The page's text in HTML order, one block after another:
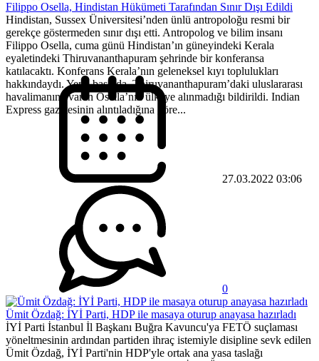
Filippo Osella, Hindistan Hükümeti Tarafından Sınır Dışı Edildi
Hindistan, Sussex Üniversitesi’nden ünlü antropoloğu resmi bir
gerekçe göstermeden sınır dışı etti. Antropolog ve bilim insanı
Filippo Osella, cuma günü Hindistan’ın güneyindeki Kerala
eyaletindeki Thiruvananthapuram şehrinde bir konferansa
katılacaktı. Konferans Kerala’nın geleneksel kıyı toplulukları
hakkındaydı. Yerel basında, Thiruvananthapuram’daki uluslararası
havalimanına varan Osella’nın ülkeye alınmadığı bildirildi. Indian
Express gazetesinin alıntıladığına göre...
27.03.2022 03:06
0
Ümit Özdağ: İYİ Parti, HDP ile masaya oturup anayasa hazırladı
İYİ Parti İstanbul İl Başkanı Buğra Kavuncu'ya FETÖ suçlaması
yöneltmesinin ardından partiden ihraç istemiyle disipline sevk edilen
Ümit Özdağ, İYİ Parti'nin HDP'yle ortak ana yasa taslağı